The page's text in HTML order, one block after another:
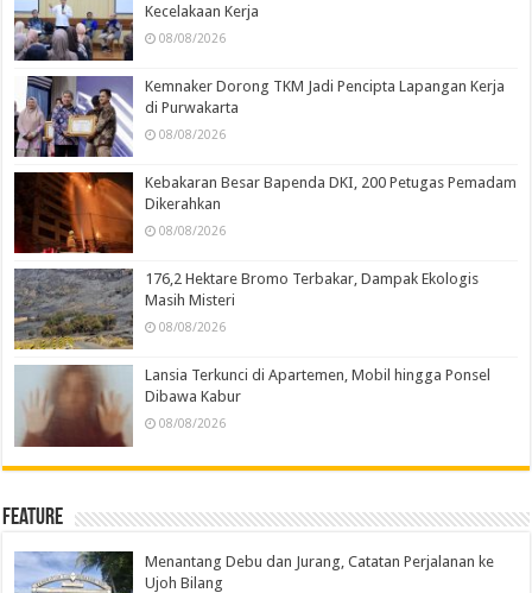
Kecelakaan Kerja
08/08/2026
Kemnaker Dorong TKM Jadi Pencipta Lapangan Kerja
di Purwakarta
08/08/2026
Kebakaran Besar Bapenda DKI, 200 Petugas Pemadam
Dikerahkan
08/08/2026
176,2 Hektare Bromo Terbakar, Dampak Ekologis
Masih Misteri
08/08/2026
Lansia Terkunci di Apartemen, Mobil hingga Ponsel
Dibawa Kabur
08/08/2026
Feature
Menantang Debu dan Jurang, Catatan Perjalanan ke
Ujoh Bilang